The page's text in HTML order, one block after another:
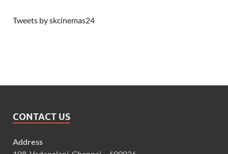
Tweets by skcinemas24
CONTACT US
Address